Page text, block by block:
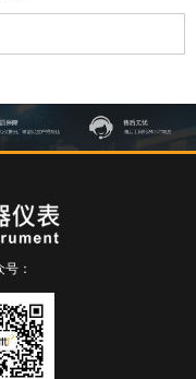
号：